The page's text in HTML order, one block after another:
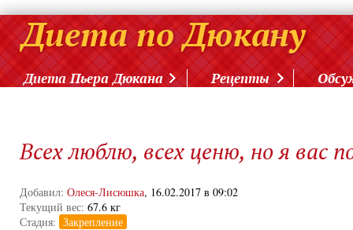
Диета Пьера Дюкана Рецепты
Всех люблю, всех ценю, но я вас
Добавил: Олеся-Лисюшка, 16.02.2017 в 09:02
Текущий вес: 67.6 кг
Стадия: Закрепление